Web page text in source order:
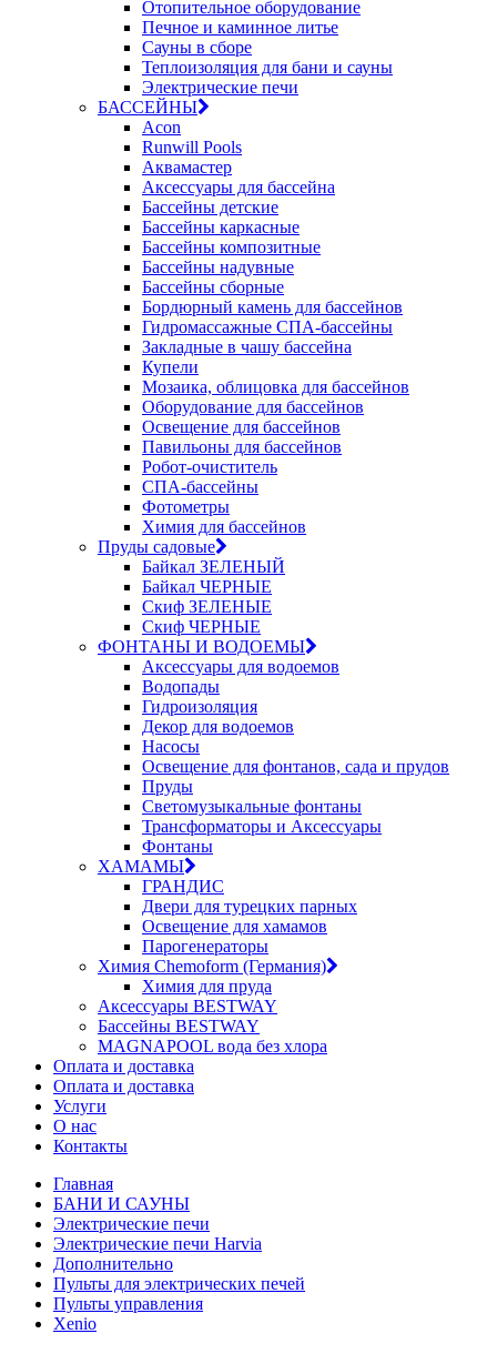
Отопительное оборудование
Печное и каминное литье
Сауны в сборе
Теплоизоляция для бани и сауны
Электрические печи
БАССЕЙНЫ
Acon
Runwill Pools
Аквамастер
Аксессуары для бассейна
Бассейны детские
Бассейны каркасные
Бассейны композитные
Бассейны надувные
Бассейны сборные
Бордюрный камень для бассейнов
Гидромассажные СПА-бассейны
Закладные в чашу бассейна
Купели
Мозаика, облицовка для бассейнов
Оборудование для бассейнов
Освещение для бассейнов
Павильоны для бассейнов
Робот-очиститель
СПА-бассейны
Фотометры
Химия для бассейнов
Пруды садовые
Байкал ЗЕЛЕНЫЙ
Байкал ЧЕРНЫЕ
Скиф ЗЕЛЕНЫЕ
Скиф ЧЕРНЫЕ
ФОНТАНЫ И ВОДОЕМЫ
Аксессуары для водоемов
Водопады
Гидроизоляция
Декор для водоемов
Насосы
Освещение для фонтанов, сада и прудов
Пруды
Светомузыкальные фонтаны
Трансформаторы и Аксессуары
Фонтаны
ХАМАМЫ
ГРАНДИС
Двери для турецких парных
Освещение для хамамов
Парогенераторы
Химия Chemoform (Германия)
Химия для пруда
Аксессуары BESTWAY
Бассейны BESTWAY
MAGNAPOOL вода без хлора
Оплата и доставка
Оплата и доставка
Услуги
О нас
Контакты
Главная
БАНИ И САУНЫ
Электрические печи
Электрические печи Harvia
Дополнительно
Пульты для электрических печей
Пульты управления
Xenio